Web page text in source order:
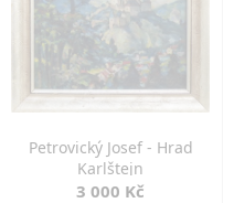
Petrovický Josef - Hrad
Karlštejn
3 000 Kč